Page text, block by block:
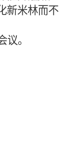
新米林而不
。